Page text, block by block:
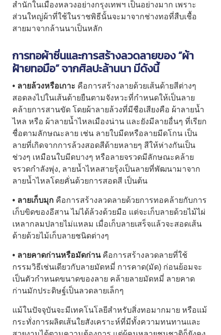
สำนักในเมืองหลวงอย่างกรุงเทพฯ เป็นอย่างมาก เพราะ
ส่วนใหญ่ผ้าที่ใช้ในราชพิธีนั้นจะมาจากช่างทอที่สืบเชื้อ
สายมาจากล้านนาเป็นหลัก
การทอผ้าซิ่นและการสร้างลวดลายของ “ผ้า
ฝ้ายทอมือ” จากศิลปะล้านนา มีดังนี้
• ลายล้วงหรือเกาะ คือการสร้างลายด้วยเส้นด้ายสีต่างๆ
สอดลงไปในเส้นด้ายยืนตามจังหวะที่กำหนดให้เป็นลาย
คล้ายการสานขัด โดยผ้าลายล้วงที่มีชือเสียงคือ ผ้าลายน้ำ
ไหล หรือ ผ้าลายน้ำไหลเมืองน่าน และยังมีลายอื่นๆ ที่เรียก
ชื่อตามลักษณะลาย เช่น ลายใบมีดหรือลายมีดโกน เป็น
ลายที่เกิดจากการล้วงสอดสีด้ายหลายๆ สีให้ห่างกันเป็น
ช่วงๆ เหมือนใบมีดบางๆ หรือลายจรวดมีลักษณะคล้าย
จรวดกำลังพุ่ง, ลายน้ำไหลสายรุ้งเป็นลายที่พัฒนามาจาก
ลายน้ำไหลโดยคั่นด้วยการสอดสี เป็นต้น
• ลายเก็บมุก คือการสร้างลวดลายด้วยการทอคล้ายกับการ
เก็บขิดของอีสาน ไม่ได้ล้วงด้วยมือ แต่จะเก็บลายด้วยไม้ไผ่
เหลากลมปลายไม่แหลม เมื่อเก็บลายเสร็จแล้วจะสอดเส้น
ด้ายด้วยไม้เก็บลายชนิดต่างๆ
• ลายคาดก่านหรือมัดก่านคือการสร้างลวดลายที่ใช้
กรรมวิธีเช่นเดียวกับลายมัดหมี่ การคาด(มัด) ก่อนย้อมจะ
เป็นตัวกำหนดขนาดของลาย คล้ายลายมัดหมี่ ลายคาด
ก่านมักประดิษฐ์เป็นลวดลายเล็กๆ
แม้ในปัจจุบันจะมีเทคโนโลยีสำหรับสิ่งทอมากมาย หรือแม้
กระทั่งการผลิตเส้นใยสังเคราะห์ที่มีทั้งความทนทานและ